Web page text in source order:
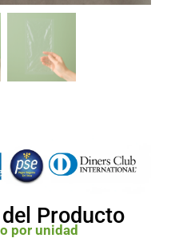
Producto
por unidad